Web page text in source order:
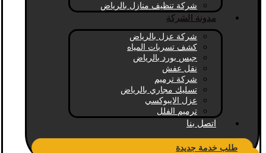
شركة تنظيف منازل بالرياض
مدونة الشركة
شركة عزل بالرياض
كشف تسربات المياه
جبس بورد بالرياض
نقل عفش
شركة ترميم
تسليك مجاري بالرياض
عزل الايبوكسي
ترميم الفلل
اتصل بنا
طلب خدمة جديدة